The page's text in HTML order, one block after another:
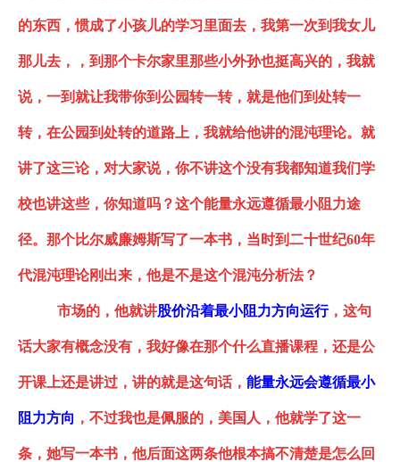
的东西，惯成了小孩儿的学习里面去，我第一次到我女儿
那儿去，，到那个卡尔家里那些小外孙也挺高兴的，我就
说，一到就让我带你到公园转一转，就是他们到处转一
转，在公园到处转的道路上，我就给他讲的混沌理论。就
讲了这三论，对大家说，你不讲这个没有我都知道我们学
校也讲这些，你知道吗？这个能量永远遵循最小阻力途
径。那个比尔威廉姆斯写了一本书，当时到二十世纪60年
代混沌理论刚出来，他是不是这个混沌分析法？
市场的，他就讲股价沿着最小阻力方向运行，这句
话大家有概念没有 ， 我好像在那个什么直播课程，还是公
开课上还是讲过，讲的就是这句话， 能量永远会遵循最小
阻力方向 ，不过我也是佩服的，美国人，他就学了这一
条，她写一本书，他后面这两条他根本搞不清楚是怎么回